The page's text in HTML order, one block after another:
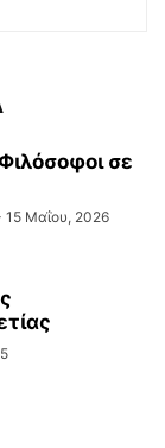
σε
15 Μαΐου, 2026